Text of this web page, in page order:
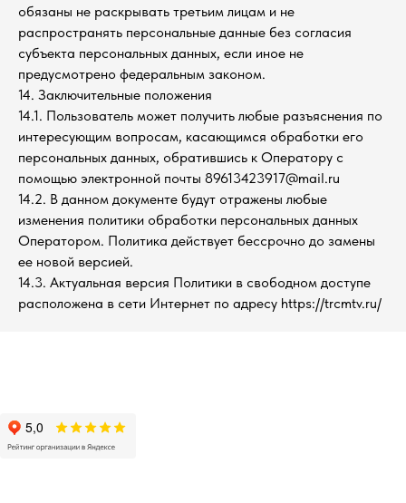
обязаны не раскрывать третьим лицам и не
распространять персональные данные без согласия
субъекта персональных данных, если иное не
предусмотрено федеральным законом.
14. Заключительные положения
14.1. Пользователь может получить любые разъяснения по
интересующим вопросам, касающимся обработки его
персональных данных, обратившись к Оператору с
помощью электронной почты 89613423917@mail.ru
14.2. В данном документе будут отражены любые
изменения политики обработки персональных данных
Оператором. Политика действует бессрочно до замены
ее новой версией.
14.3. Актуальная версия Политики в свободном доступе
расположена в сети Интернет по адресу https://trcmtv.ru/